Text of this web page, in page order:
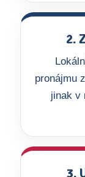
2.
pronájmu
jinak v
3.